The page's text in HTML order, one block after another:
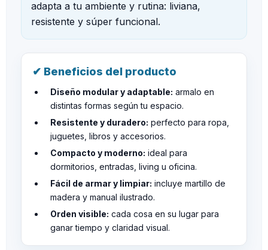
adapta a tu ambiente y rutina: liviana,
resistente y súper funcional.
✔ Beneficios del producto
Diseño modular y adaptable: armalo en
distintas formas según tu espacio.
Resistente y duradero: perfecto para ropa,
juguetes, libros y accesorios.
Compacto y moderno: ideal para
dormitorios, entradas, living u oficina.
Fácil de armar y limpiar: incluye martillo de
madera y manual ilustrado.
Orden visible: cada cosa en su lugar para
ganar tiempo y claridad visual.